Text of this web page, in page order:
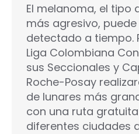
El melanoma, el tipo
más agresivo,
detectado a tiempo.
Liga Colombiana
sus Seccionales y
Roche-Posay
de lunares más
con una ruta
diferentes ciudades